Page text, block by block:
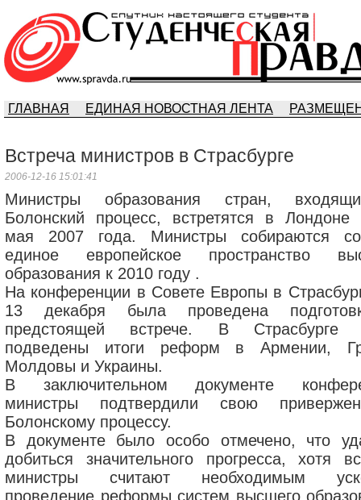
ГЛАВНАЯ ЕДИНАЯ НОВОСТНАЯ ЛЕНТА
Встреча министров в Страсбурге
2006-12-16 15:01:41
Министры образования стран,
Болонский процесс, встретятся в Лондоне
мая 2007 года. Министры собираются
единое европейское пространство
образования к 2010 году .
На конференции в Совете Европы в
13 декабря была проведена
предстоящей встрече. В Страсбурге
подведены итоги реформ в Армении,
Молдовы и Украины.
В заключительном документе
министры подтвердили свою
Болонскому процессу.
В документе было особо отмечено, что
добиться значительного прогресса, хотя
министры считают необходимым
проведение реформы систем высшего